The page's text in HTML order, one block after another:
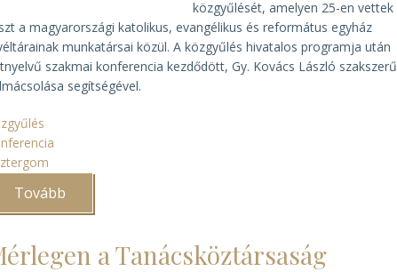
közgyűlését, amelyen 25-en vettek
a magyarországi katolikus, evangélikus és református egyház
munkatársai közül. A közgyűlés hivatalos programja után
szakmai konferencia kezdődött, Gy. Kovács László szakszerű
segítségével.
Tovább
és
nap) a Tanácsköztársaság